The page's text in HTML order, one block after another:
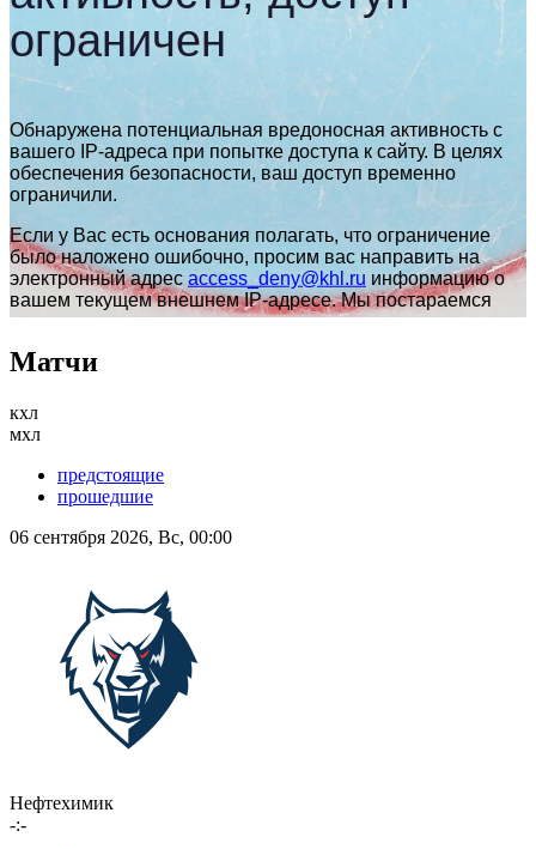
Матчи
кхл
мхл
предстоящие
прошедшие
06 сентября 2026, Вс, 00:00
Нефтехимик
-:-